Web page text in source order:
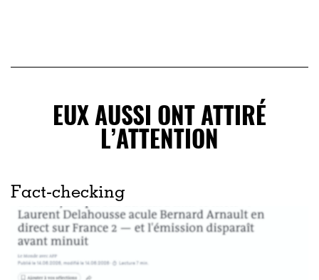
EUX AUSSI ONT ATTIRÉ
L’ATTENTION
Fact-checking